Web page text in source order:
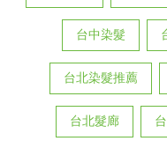
台中染髮
台北染髮推薦
台北髮廊